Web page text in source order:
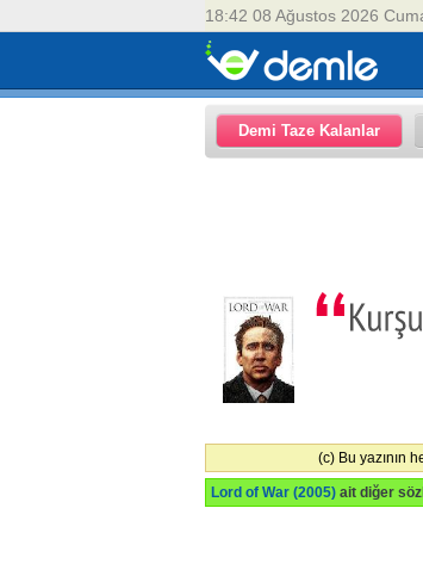
18:42 08 Ağustos 2026
Demi Taze Kalanlar
(c) Bu yazının
Lord of War (2005) ait diğer